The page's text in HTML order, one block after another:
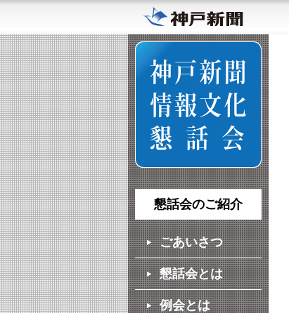
懇話会のご紹介
ごあいさつ
懇話会とは
例会とは